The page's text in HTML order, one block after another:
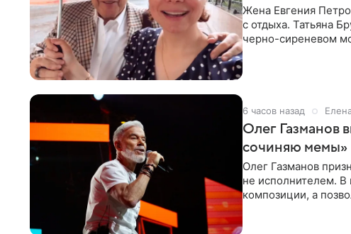
Жена Евгения
с отдыха. Татьяна
черно-сиреневом
6 часов назад
Олег Газманов
сочиняю мемы»
Олег Газманов
не исполнителем. В
композиции, а